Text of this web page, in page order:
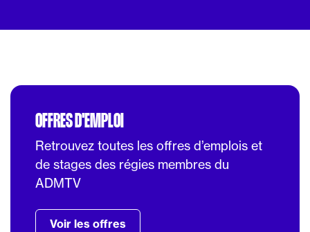
OFFRES D'EMPLOI
Retrouvez toutes les offres d’emplois et
de stages des régies membres du
ADMTV
Voir les offres